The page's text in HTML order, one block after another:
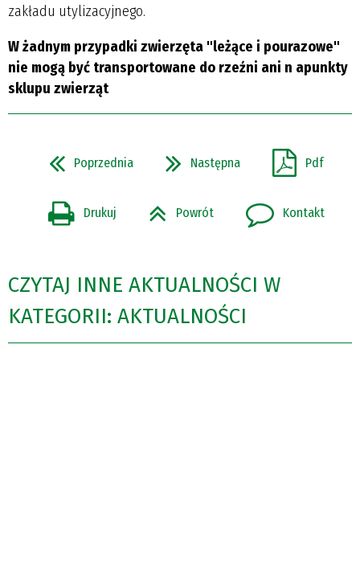
zakładu utylizacyjnego.
W żadnym przypadki zwierzęta "leżące i pourazowe"
nie mogą być transportowane do rzeźni ani n apunkty
sklupu zwierząt
Poprzednia Następna Pdf
Drukuj Powrót Kontakt
CZYTAJ INNE AKTUALNOŚCI W
KATEGORII: AKTUALNOŚCI